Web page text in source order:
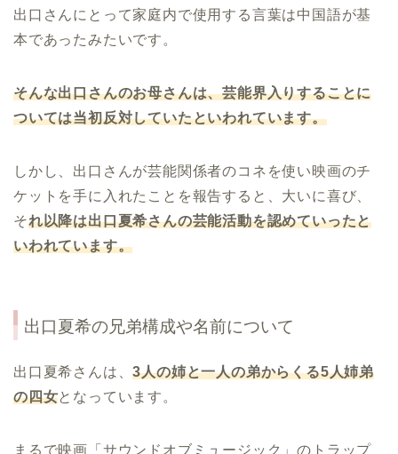
出口さんにとって家庭内で使用する言葉は中国語が基
本であったみたいです。
そんな出口さんのお母さんは、芸能界入りすることに
ついては当初反対していたといわれています。
しかし、出口さんが芸能関係者のコネを使い映画のチ
ケットを手に入れたことを報告すると、大いに喜び、
それ以降は出口夏希さんの芸能活動を認めていったと
いわれています。
出口夏希の兄弟構成や名前について
出口夏希さんは、3人の姉と一人の弟からくる5人姉弟
の四女となっています。
まるで映画「サウンドオブミュージック」のトラップ